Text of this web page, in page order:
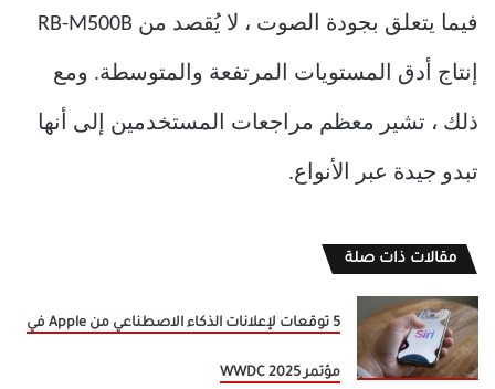
فيما يتعلق بجودة الصوت ، لا يُقصد من RB-M500B
إنتاج أدق المستويات المرتفعة والمتوسطة. ومع
ذلك ، تشير معظم مراجعات المستخدمين إلى أنها
تبدو جيدة عبر الأنواع.
مقالات ذات صلة
5 توقعات لإعلانات الذكاء الاصطناعي من Apple في
مؤتمر WWDC 2025